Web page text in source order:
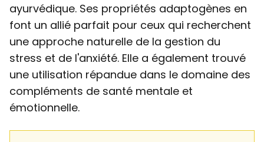
ayurvédique. Ses propriétés adaptogènes en
font un allié parfait pour ceux qui recherchent
une approche naturelle de la gestion du
stress et de l'anxiété. Elle a également trouvé
une utilisation répandue dans le domaine des
compléments de santé mentale et
émotionnelle.